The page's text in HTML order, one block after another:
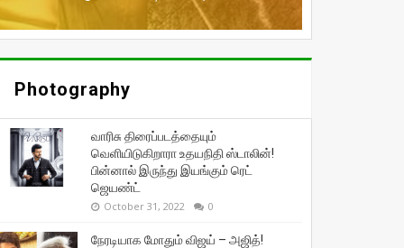
Photography
வாரிசு திரைப்படத்தையும்
வெளியிடுகிறாரா உதயநிதி ஸ்டாலின்!
பின்னால் இருந்து இயங்கும் ரெட்
ஜெயண்ட்
October 31, 2022 0
நேரடியாக மோதும் விஜய் – அஜித்!